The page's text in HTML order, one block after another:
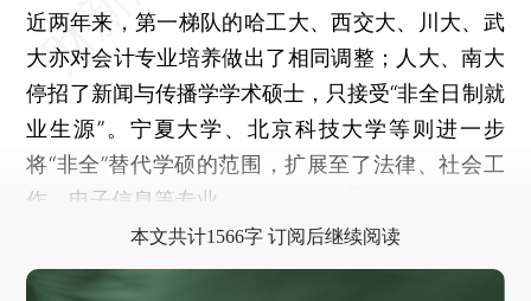
近两年来，第一梯队的哈工大、西交大、川大、武
大亦对会计专业培养做出了相同调整；人大、南大
停招了新闻与传播学学术硕士，只接受“非全日制就
业生源”。宁夏大学、北京科技大学等则进一步
将“非全”替代学硕的范围，扩展至了法律、社会工
作、电子信息等专业。
本文共计1566字 订阅后继续阅读